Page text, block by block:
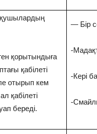
қорытындыға
қабілеті
отырып кем
қабілеті
береді.
— Бір
-
-Кері
-